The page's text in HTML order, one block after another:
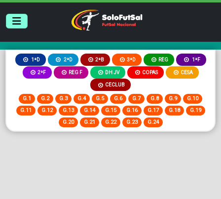
1ªD 2ªD 2ªB 3ªD REG 1ªF
2ªF REG F DH JV COPAS CESA
CECLUB
G.1 G.2 G.3 G.4 G.5 G.6 G.7 G.8 G.9
G.10
G.11
G.12 G.13 G.14 G.15 G.16 G.17 G.18
G.19
G.20
G.21 G.22 G.23 G.24